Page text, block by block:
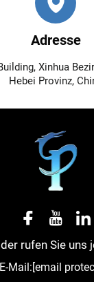
Adresse
Xinhua
Hebei Provinz,
rufen Sie uns
E-Mail: [email